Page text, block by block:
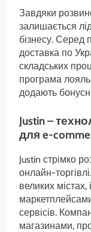
Завдяки
залишається
бізнесу. Серед
доставка по
складських
програма
додають
Justin –
для e-
Justin стрімко
онлайн-
великих
сервісів.
магазинами,